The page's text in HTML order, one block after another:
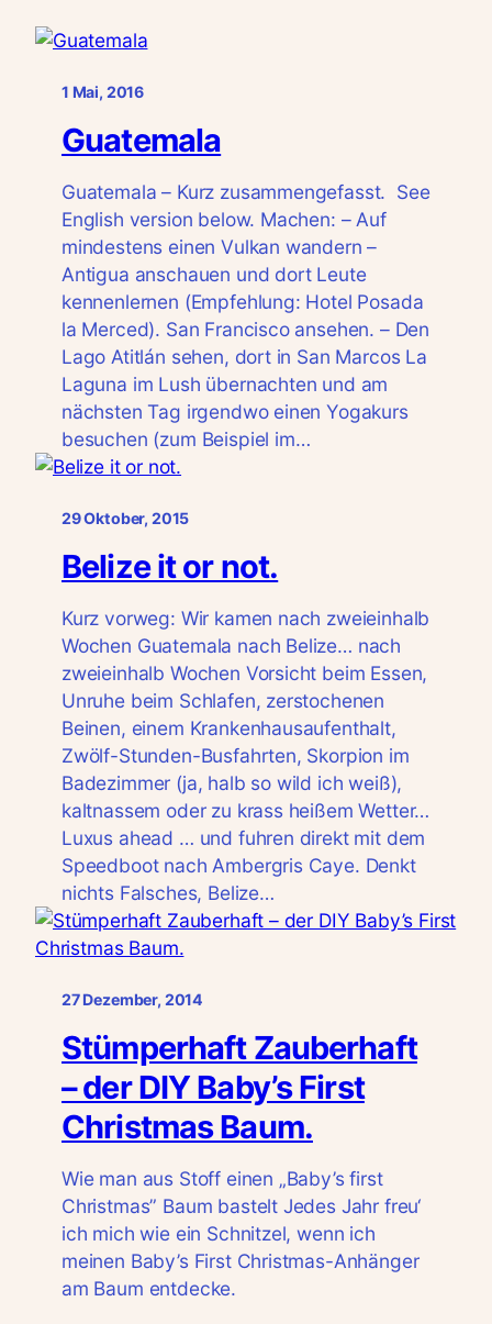
1 Mai, 2016
Guatemala
Guatemala – Kurz zusammengefasst. See
English version below. Machen: – Auf
mindestens einen Vulkan wandern –
Antigua anschauen und dort Leute
kennenlernen (Empfehlung: Hotel Posada
la Merced). San Francisco ansehen. – Den
Lago Atitlán sehen, dort in San Marcos La
Laguna im Lush übernachten und am
nächsten Tag irgendwo einen Yogakurs
besuchen (zum Beispiel im…
29 Oktober, 2015
Belize it or not.
Kurz vorweg: Wir kamen nach zweieinhalb
Wochen Guatemala nach Belize… nach
zweieinhalb Wochen Vorsicht beim Essen,
Unruhe beim Schlafen, zerstochenen
Beinen, einem Krankenhausaufenthalt,
Zwölf-Stunden-Busfahrten, Skorpion im
Badezimmer (ja, halb so wild ich weiß),
kaltnassem oder zu krass heißem Wetter…
Luxus ahead … und fuhren direkt mit dem
Speedboot nach Ambergris Caye. Denkt
nichts Falsches, Belize…
27 Dezember, 2014
Stümperhaft Zauberhaft
– der DIY Baby’s First
Christmas Baum.
Wie man aus Stoff einen „Baby’s first
Christmas” Baum bastelt Jedes Jahr freu‘
ich mich wie ein Schnitzel, wenn ich
meinen Baby’s First Christmas-Anhänger
am Baum entdecke.